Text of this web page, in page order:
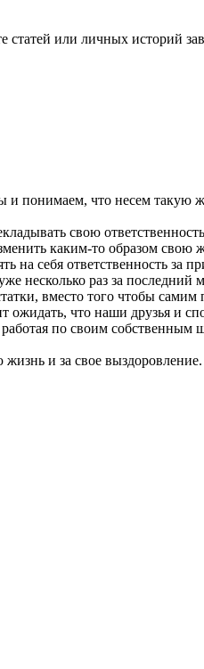
статей или личных
понимаем, что несем такую
свою
каким-то образом
на себя ответственность
несколько раз за
вместо того чтобы
ожидать, что наши друзья и
по своим собственным
и за свое выздоровление.